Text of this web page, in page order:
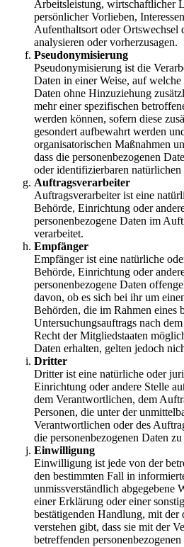
Arbeitsleistung, wirtschaftlicher
persönlicher Vorlieben,
Aufenthaltsort oder Ortswechsel
analysieren oder vorherzusagen.
Pseudonymisierung
Pseudonymisierung ist die
Daten in einer Weise, auf welche
Daten ohne Hinzuziehung
mehr einer spezifischen
werden können, sofern diese
gesondert aufbewahrt werden
organisatorischen Maßnahmen
dass die personenbezogenen
oder identifizierbaren
Auftragsverarbeiter
Auftragsverarbeiter ist eine
Behörde, Einrichtung oder
personenbezogene Daten im
verarbeitet.
Empfänger
Empfänger ist eine natürliche
Behörde, Einrichtung oder
personenbezogene Daten
davon, ob es sich bei ihr um
Behörden, die im Rahmen eines
Untersuchungsauftrags nach
Recht der Mitgliedstaaten
Daten erhalten, gelten jedoch
Dritter
Dritter ist eine natürliche oder
Einrichtung oder andere Stelle
dem Verantwortlichen, dem
Personen, die unter der
Verantwortlichen oder des
die personenbezogenen Daten
Einwilligung
Einwilligung ist jede von der
den bestimmten Fall in
unmissverständlich abgegebene
einer Erklärung oder einer
bestätigenden Handlung, mit der
verstehen gibt, dass sie mit der
betreffenden